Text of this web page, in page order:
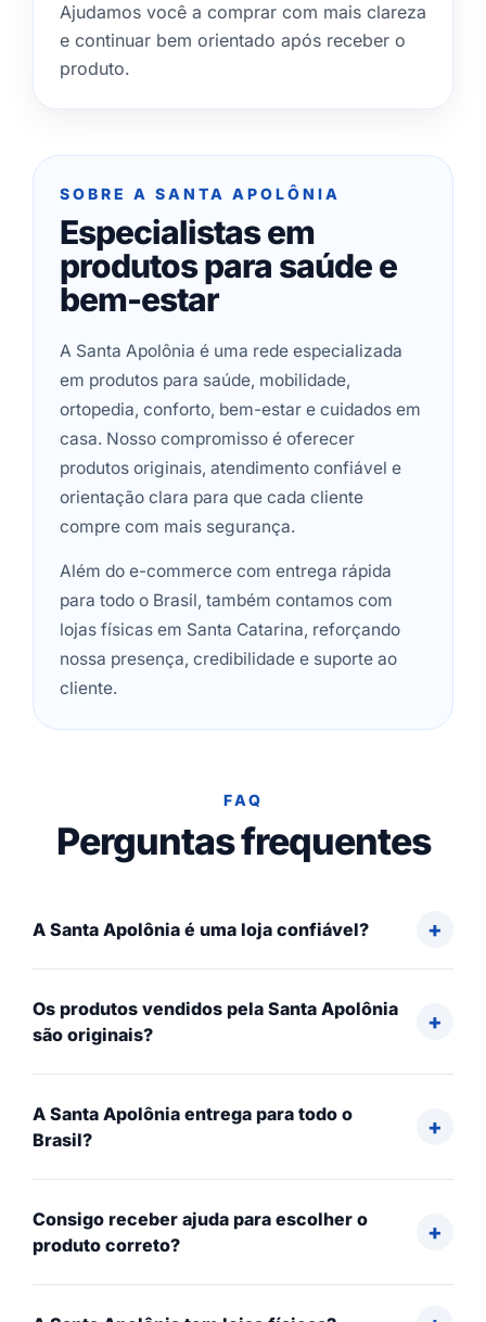
Ajudamos você a comprar com mais clareza
e continuar bem orientado após receber o
produto.
SOBRE A SANTA APOLÔNIA
Especialistas em
produtos para saúde e
bem-estar
A Santa Apolônia é uma rede especializada
em produtos para saúde, mobilidade,
ortopedia, conforto, bem-estar e cuidados em
casa. Nosso compromisso é oferecer
produtos originais, atendimento confiável e
orientação clara para que cada cliente
compre com mais segurança.
Além do e-commerce com entrega rápida
para todo o Brasil, também contamos com
lojas físicas em Santa Catarina, reforçando
nossa presença, credibilidade e suporte ao
cliente.
FAQ
Perguntas frequentes
A Santa Apolônia é uma loja confiável?
Os produtos vendidos pela Santa Apolônia
são originais?
A Santa Apolônia entrega para todo o
Brasil?
Consigo receber ajuda para escolher o
produto correto?